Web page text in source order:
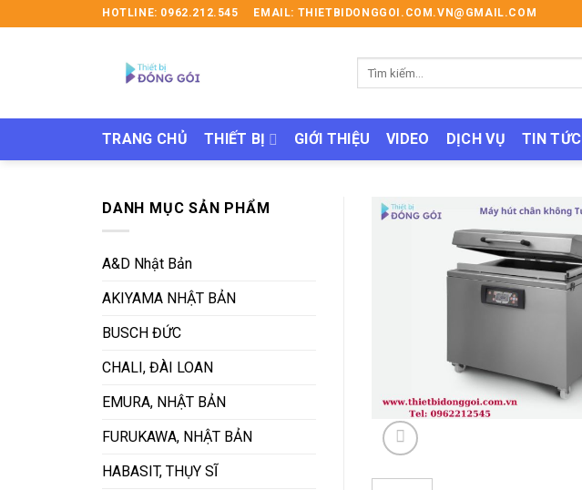
to
HOTLINE: 0962.212.545 EMAIL: THIETBIDONGGOI.COM.VN@GMAIL.COM
TRANG CHỦ THIẾT BỊ GIỚI THIỆU VIDEO DỊCH VỤ TIN TỨC
DANH MỤC SẢN PHẨM
A&D Nhật Bản
AKIYAMA NHẬT BẢN
BUSCH ĐỨC
CHALI, ĐÀI LOAN
EMURA, NHẬT BẢN
FURUKAWA, NHẬT BẢN
HABASIT, THỤY SĨ